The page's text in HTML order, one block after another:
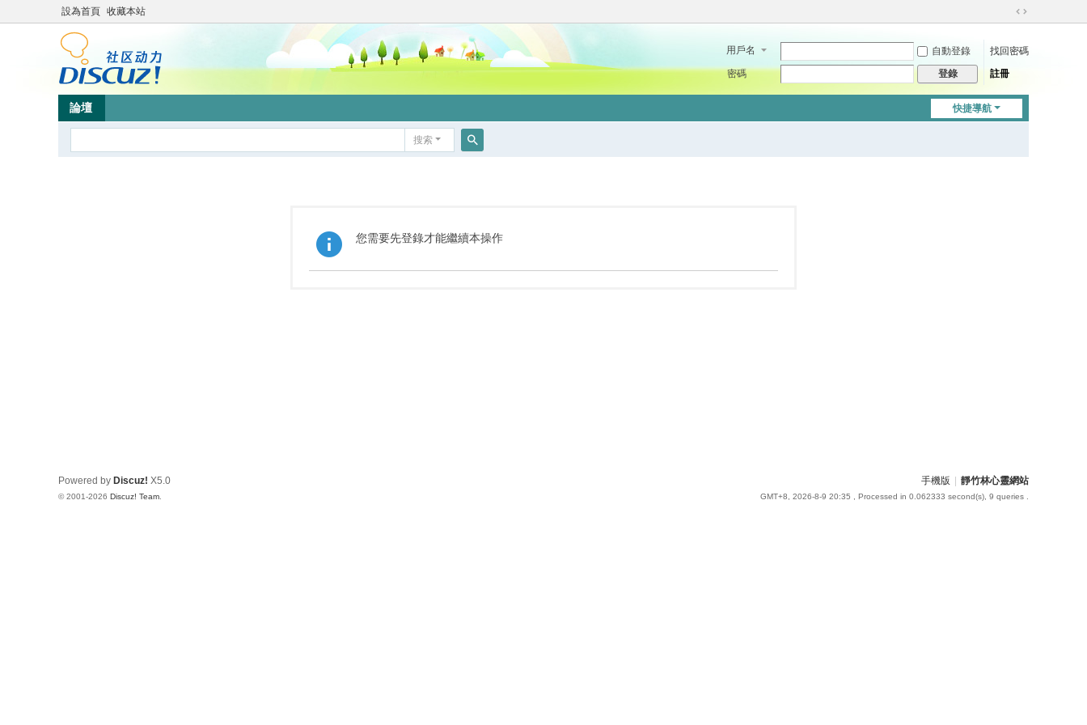
設為首頁 收藏本站
切
到
用戶名 自動登錄
找回密碼
密碼
登錄 註冊
快捷導航
論壇
搜索
您需要先登錄才能繼續本操作
手機版 靜竹林心靈網站
GMT+8, 2026-8-9 20:35 , Processed in 0.062333 second(s), 9 queries .
Powered by Discuz! X5.0
© 2001-2026 Discuz! Team